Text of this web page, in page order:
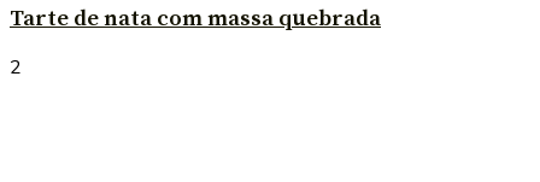
Tarte de nata com massa quebrada
2